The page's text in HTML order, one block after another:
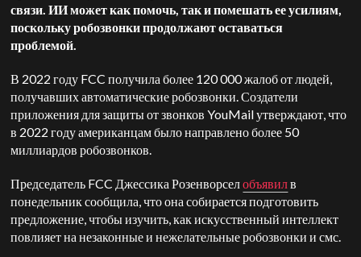
связи. ИИ может как помочь, так и помешать ее усилиям,
поскольку робозвонки продолжают оставаться
проблемой.
В 2022 году FCC получила более 120 000 жалоб от людей,
получавших автоматические робозвонки. Создатели
приложения для защиты от звонков YouMail утверждают, что
в 2022 году американцам было направлено более 50
миллиардов робозвонков.
Председатель FCC Джессика Розенворселобъявилв
понедельник сообщила, что она собирается подготовить
предложение, чтобы изучить, как искусственный интеллект
повлияет на незаконные и нежелательные робозвонки и смс.